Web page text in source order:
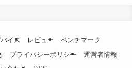
イス レビュー
ベンチマーク
プライバシーポリシー
運営者情報